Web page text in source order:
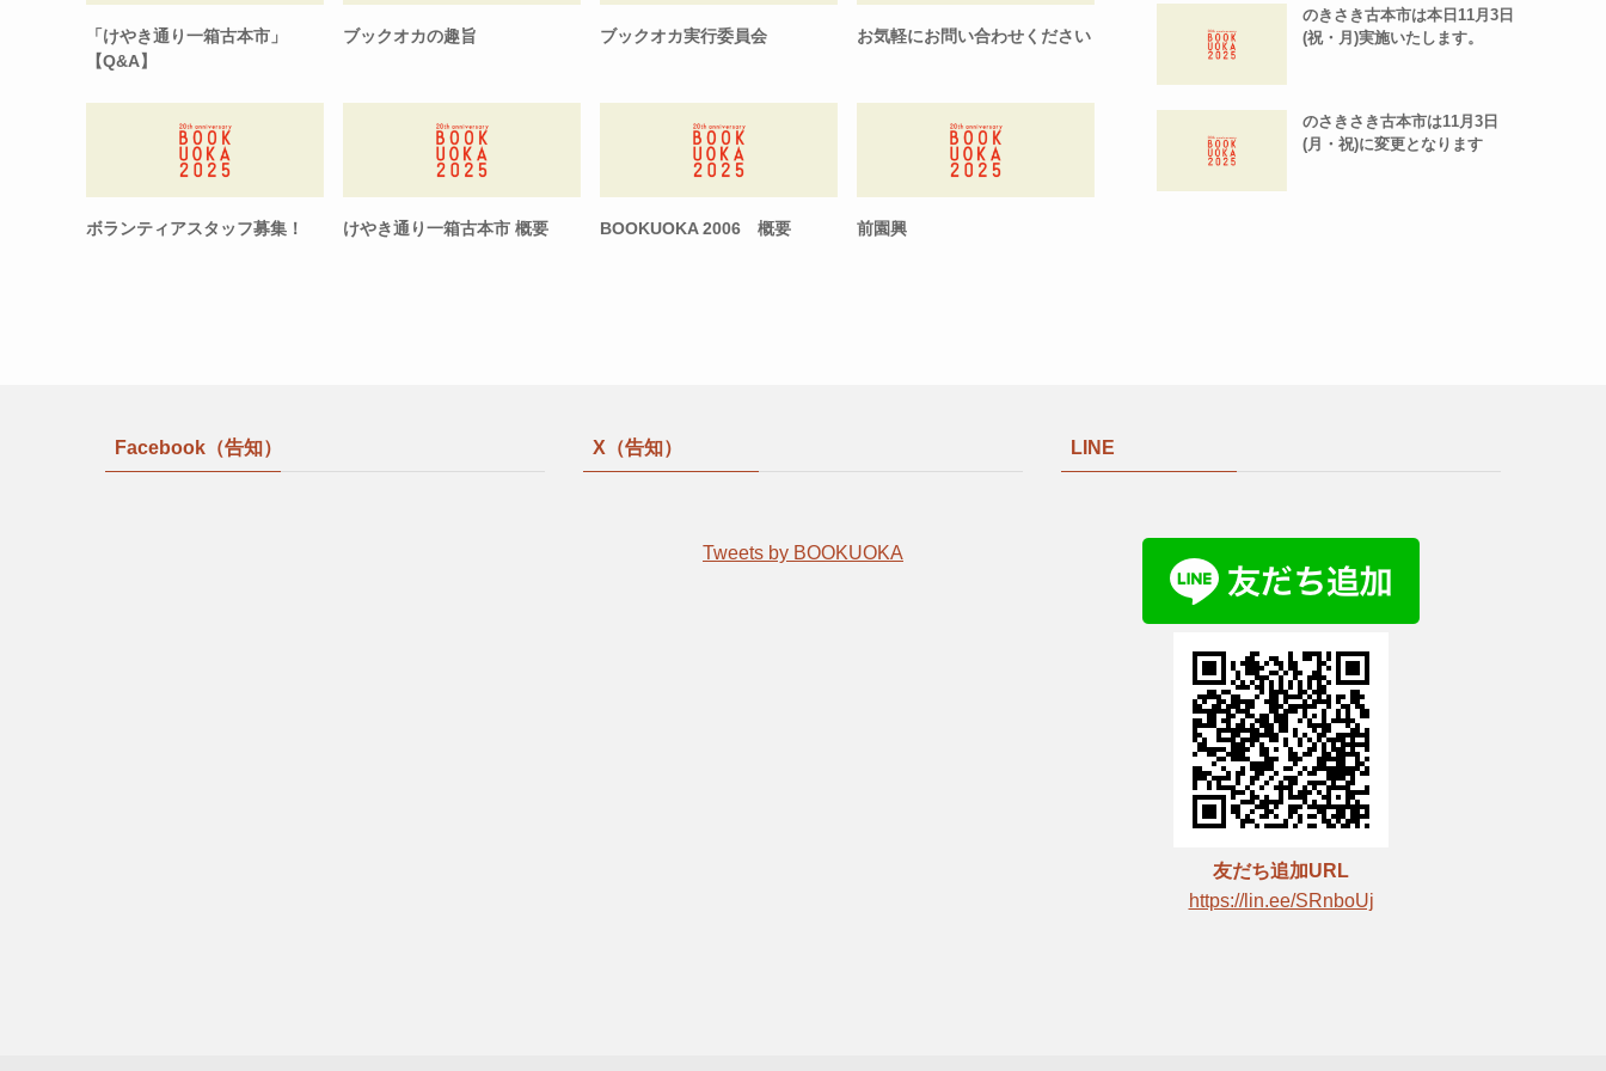
「けやき通り一箱古本市」
【Q&A】
ブックオカの趣旨 ブックオカ実行委員会 お気軽にお問い合わせください
ボランティアスタッフ募集！ けやき通り一箱古本市 概要 BOOKUOKA 2006 概要 前園興
のきさき古本市は本日11月3日
(祝・月)実施いたします。
のさきさき古本市は11月3日
(月・祝)に変更となります
Facebook（告知） X（告知）
Tweets by BOOKUOKA
LINE
友だち追加URL
https://lin.ee/SRnboUj